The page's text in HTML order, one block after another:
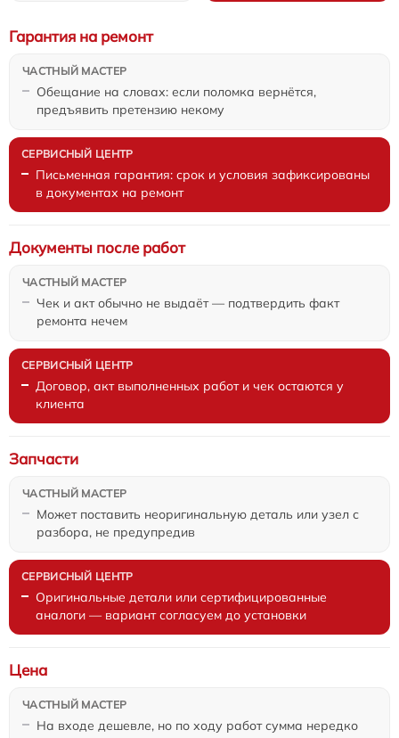
Обещание на словах: если поломка вернётся,
предъявить претензию некому
Гарантия на ремонт
Письменная гарантия: срок и условия зафиксированы
в документах на ремонт
Чек и акт обычно не выдаёт — подтвердить факт
ремонта нечем
Документы после работ
Договор, акт выполненных работ и чек остаются у
клиента
Может поставить неоригинальную деталь или узел с
разбора, не предупредив
Запчасти
Оригинальные детали или сертифицированные
аналоги — вариант согласуем до установки
На входе дешевле, но по ходу работ сумма нередко
Цена